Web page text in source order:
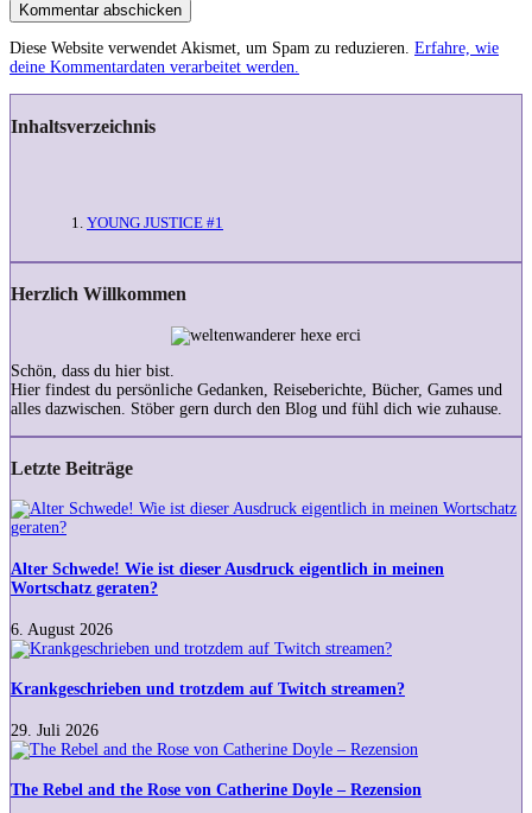
Kommentar abschicken
Diese Website verwendet Akismet, um Spam zu reduzieren. Erfahre, wie
deine Kommentardaten verarbeitet werden.
Inhaltsverzeichnis
YOUNG JUSTICE #1
Herzlich Willkommen
Schön, dass du hier bist.
Hier findest du persönliche Gedanken, Reiseberichte, Bücher, Games und
alles dazwischen. Stöber gern durch den Blog und fühl dich wie zuhause.
Letzte Beiträge
Alter
Schwede!
ist
dieser
eigentlich
in
meinen
Wortschatz
geraten?
Alter Schwede! Wie ist dieser Ausdruck eigentlich in meinen
Wortschatz geraten?
6. August 2026
Krankgeschrieben
trotzdem
Twitch
streamen?
Krankgeschrieben und trotzdem auf Twitch streamen?
29. Juli 2026
The
and
The Rebel and the Rose von Catherine Doyle – Rezension